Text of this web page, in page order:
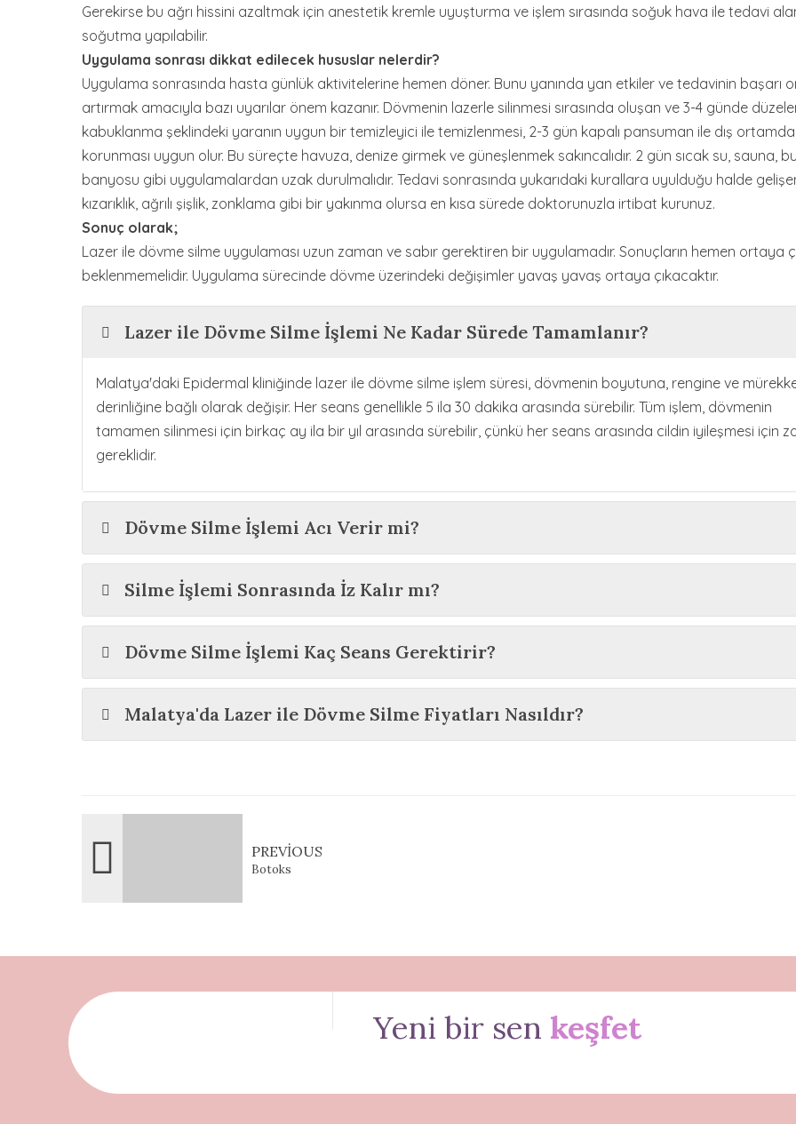
Gerekirse bu ağrı hissini azaltmak için anestetik kremle uyuşturma ve işlem sırasında soğuk hava ile tedavi
soğutma yapılabilir.
Uygulama sonrası dikkat edilecek hususlar nelerdir?
Uygulama sonrasında hasta günlük aktivitelerine hemen döner. Bunu yanında yan etkiler ve tedavinin başarı
artırmak amacıyla bazı uyarılar önem kazanır. Dövmenin lazerle silinmesi sırasında oluşan ve 3-4 günde
kabuklanma şeklindeki yaranın uygun bir temizleyici ile temizlenmesi, 2-3 gün kapalı pansuman ile dış
korunması uygun olur. Bu süreçte havuza, denize girmek ve güneşlenmek sakıncalıdır. 2 gün sıcak su, sauna,
banyosu gibi uygulamalardan uzak durulmalıdır. Tedavi sonrasında yukarıdaki kurallara uyulduğu halde
kızarıklık, ağrılı şişlik, zonklama gibi bir yakınma olursa en kısa sürede doktorunuzla irtibat kurunuz.
Sonuç olarak;
Lazer ile dövme silme uygulaması uzun zaman ve sabır gerektiren bir uygulamadır. Sonuçların hemen ortaya
beklenmemelidir. Uygulama sürecinde dövme üzerindeki değişimler yavaş yavaş ortaya çıkacaktır.
Lazer ile Dövme Silme İşlemi Ne Kadar Sürede Tamamlanır?
Malatya'daki Epidermal kliniğinde lazer ile dövme silme işlem süresi, dövmenin boyutuna, rengine ve
derinliğine bağlı olarak değişir. Her seans genellikle 5 ila 30 dakika arasında sürebilir. Tüm işlem, dövmenin
tamamen silinmesi için birkaç ay ila bir yıl arasında sürebilir, çünkü her seans arasında cildin iyileşmesi için
gereklidir.
Dövme Silme İşlemi Acı Verir mi?
Silme İşlemi Sonrasında İz Kalır mı?
Dövme Silme İşlemi Kaç Seans Gerektirir?
Malatya'da Lazer ile Dövme Silme Fiyatları Nasıldır?
PREVIOUS
Botoks
Yeni bir sen keşfet